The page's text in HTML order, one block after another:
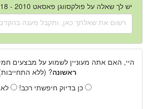
יש לך שאלה על פולקסווגן פאסאט 2010 - 2018 החדשה?
היי, האם אתה מעוניין לשמוע על מבצעים
ראשונה? (ללא
כן בדיוק חיפשתי רכב!